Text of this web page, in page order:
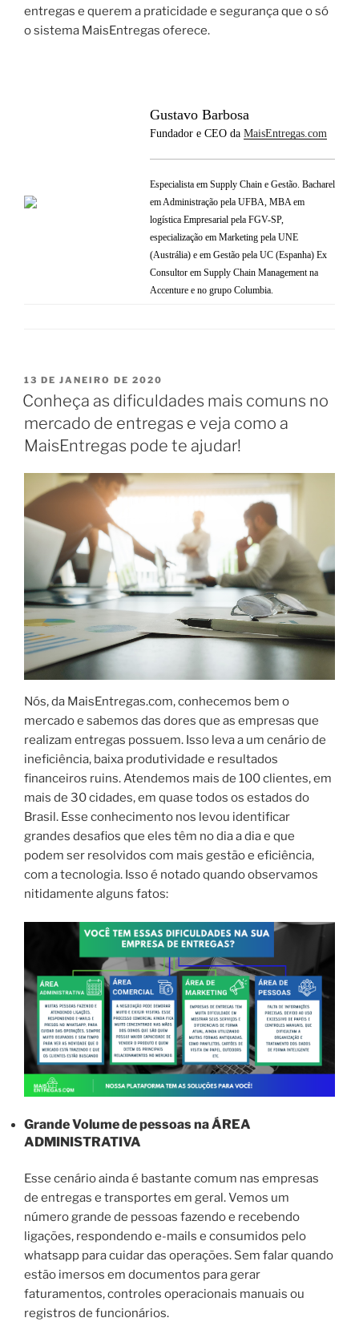
entregas e querem a praticidade e segurança que o só
o sistema MaisEntregas oferece.
Gustavo Barbosa
Fundador e CEO da MaisEntregas.com
Especialista em Supply Chain e Gestão. Bacharel
em Administração pela UFBA, MBA em
logística Empresarial pela FGV-SP,
especialização em Marketing pela UNE
(Austrália) e em Gestão pela UC (Espanha) Ex
Consultor em Supply Chain Management na
Accenture e no grupo Columbia.
13 DE JANEIRO DE 2020
Conheça as dificuldades mais comuns no
mercado de entregas e veja como a
MaisEntregas pode te ajudar!
Nós, da MaisEntregas.com, conhecemos bem o
mercado e sabemos das dores que as empresas que
realizam entregas possuem. Isso leva a um cenário de
ineficiência, baixa produtividade e resultados
financeiros ruins. Atendemos mais de 100 clientes, em
mais de 30 cidades, em quase todos os estados do
Brasil. Esse conhecimento nos levou identificar
grandes desafios que eles têm no dia a dia e que
podem ser resolvidos com mais gestão e eficiência,
com a tecnologia. Isso é notado quando observamos
nitidamente alguns fatos:
Grande Volume de pessoas naÁREA
ADMINISTRATIVA
Esse cenário ainda é bastante comum nas empresas
de entregas e transportes em geral. Vemos um
número grande de pessoas fazendo e recebendo
ligações, respondendo e-mails e consumidos pelo
whatsapp para cuidar das operações. Sem falar quando
estão imersos em documentos para gerar
faturamentos, controles operacionais manuais ou
registros de funcionários.